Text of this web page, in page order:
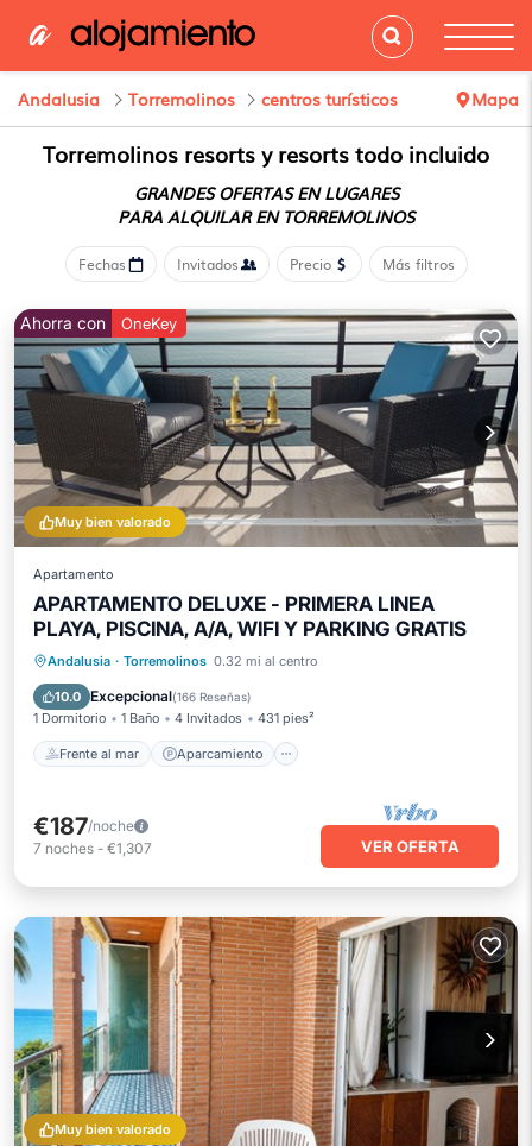
Andalusia Torremolinos centros turísticos Mapa
Torremolinos resorts y resorts todo incluido
GRANDES OFERTAS EN LUGARES
PARA ALQUILAR EN TORREMOLINOS
Fechas Invitados Precio Más filtros
Muy bien valorado
Ahorra con OneKey
Apartamento
APARTAMENTO DELUXE - PRIMERA LINEA
PLAYA, PISCINA, A/A, WIFI Y PARKING GRATIS
Andalusia · Torremolinos 0.32 mi al centro
10.0 Excepcional(166 Reseñas)
1 Dormitorio 1 Baño 4 Invitados 431 pies²
Frente al mar Aparcamiento
Frente al mar Aparcamiento
Vista al mar
€187/noche
7 noches - €1,307 VER OFERTA
Muy bien valorado